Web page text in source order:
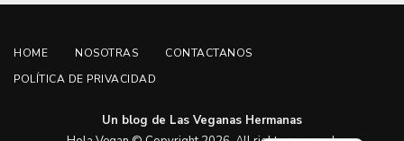
HOME NOSOTRAS
CONTACTANOS
POLÍTICA DE PRIVACIDAD
Un blog de Las Veganas Hermanas
English